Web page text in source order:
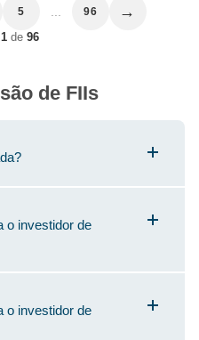
5 96 →
1de 96
de FIIs
o investidor de
o investidor de